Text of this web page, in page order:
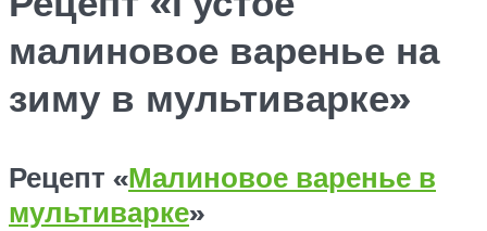
малиновое варенье на
зиму в мультиварке»
Рецепт «Малиновое варенье в
мультиварке»